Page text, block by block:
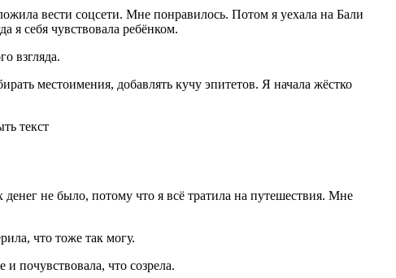
вести соцсети. Мне понравилось. Потом я уехала на Бали
я себя чувствовала ребёнком.
взгляда.
местоимения, добавлять кучу эпитетов. Я начала жёстко
текст
не было, потому что я всё тратила на путешествия. Мне
что тоже так могу.
почувствовала, что созрела.